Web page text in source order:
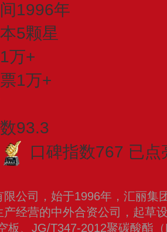
1996年
5颗星
万+
1万+
93.3
口碑指数767 已点
限公司，始于1996年，汇丽
经营的中外合资公司，起草
板、JG/T347-2012聚碳酸酯